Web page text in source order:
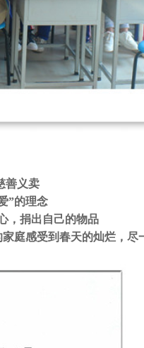
善义卖
”的理念
，捐出自己的物品
庭感受到春天的灿烂，尽